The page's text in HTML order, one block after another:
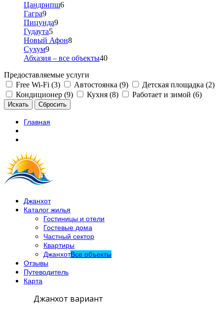
Цандрипш6
Гагра9
Пицунда9
Гудаута5
Новый Афон8
Сухум9
Абхазия – все объекты40
Предоставляемые услуги
Free Wi-Fi (3)
Автостоянка (9)
Детская площадка (2)
Кондиционер (9)
Кухня (8) Работает и зимой (6)
Главная
Джанхот
Каталог жилья
Гостиницы и отели
Гостевые дома
Частный сектор
Квартиры
ДжанхотВсе объекты
Отзывы
Путеводитель
Карта
Джанхот вариант